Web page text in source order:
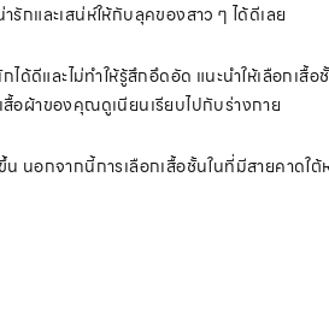
กและเสน่ห์ให้กับลุคของสาว ๆ ได้ดีเลย
ดีและไม่ทำให้รู้สึกอึดอัด แนะนำให้เลือกเ
สื้อผ้าของคุณดูเนียนเรียบไปกับร่างกาย
นอกจากนี้การเลือกเสื้อชั้นในที่มีสายคาดใ